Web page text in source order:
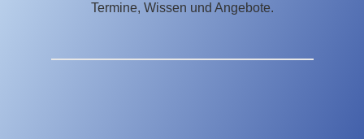
Termine, Wissen und Angebote.